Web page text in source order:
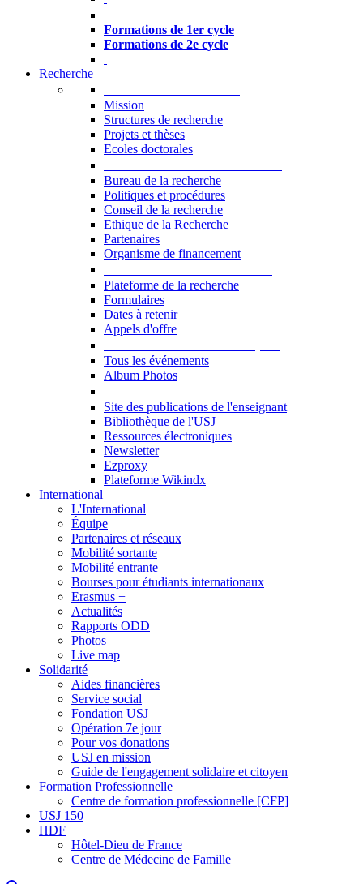
Formations de 1er cycle
Formations de 2e cycle
Recherche
Mission
Structures de recherche
Projets et thèses
Ecoles doctorales
Bureau de la recherche
Politiques et procédures
Conseil de la recherche
Ethique de la Recherche
Partenaires
Organisme de financement
Plateforme de la recherche
Formulaires
Dates à retenir
Appels d'offre
Tous les événements
Album Photos
Site des publications de l'enseignant
Bibliothèque de l'USJ
Ressources électroniques
Newsletter
Ezproxy
Plateforme Wikindx
International
L'International
Équipe
Partenaires et réseaux
Mobilité sortante
Mobilité entrante
Bourses pour étudiants internationaux
Erasmus +
Actualités
Rapports ODD
Photos
Live map
Solidarité
Aides financières
Service social
Fondation USJ
Opération 7e jour
Pour vos donations
USJ en mission
Guide de l'engagement solidaire et citoyen
Formation Professionnelle
Centre de formation professionnelle [CFP]
USJ 150
HDF
Hôtel-Dieu de France
Centre de Médecine de Famille